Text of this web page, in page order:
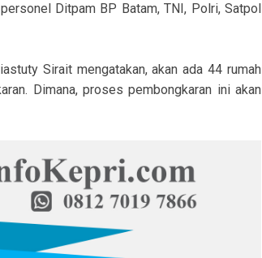
Ditpam BP Batam, TNI, Polri, Satpol
Sirait mengatakan, akan ada 44 rumah
Dimana, proses pembongkaran ini akan